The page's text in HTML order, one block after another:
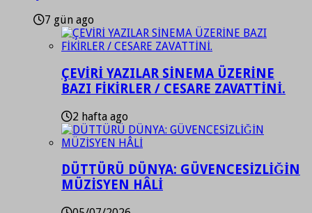
7 gün ago
ÇEVİRİ YAZILAR SİNEMA ÜZERİNE
BAZI FİKİRLER / CESARE ZAVATTİNİ.
2 hafta ago
DÜTTÜRÜ DÜNYA: GÜVENCESİZLİĞİN
MÜZİSYEN HÂLİ